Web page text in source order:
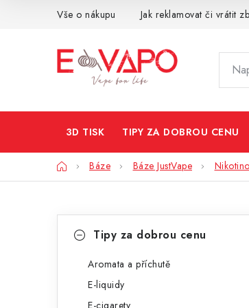
Vše o nákupu Jak reklamovat či vrátit
3D TISK TIPY ZA DOBROU CENU
DomůBáze Báze JustVape
kategorieTipy za dobrou cenu
Aromata a příchutě
E-liquidy
E-cigarety